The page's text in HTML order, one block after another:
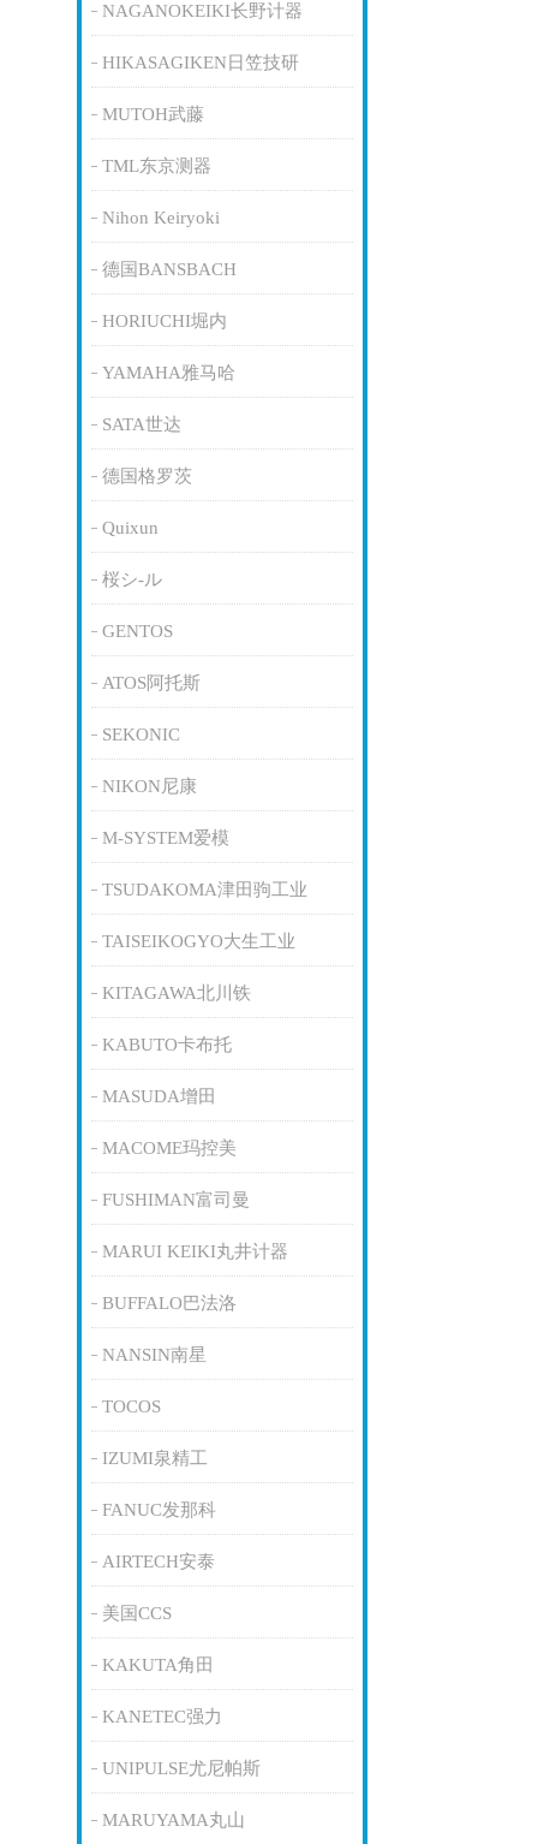
NAGANOKEIKI长野计器
HIKASAGIKEN日笠技研
MUTOH武藤
TML东京测器
Nihon Keiryoki
德国BANSBACH
HORIUCHI堀内
YAMAHA雅马哈
SATA世达
德国格罗茨
Quixun
桜シ-ル
GENTOS
ATOS阿托斯
SEKONIC
NIKON尼康
M-SYSTEM爱模
TSUDAKOMA津田驹工业
TAISEIKOGYO大生工业
KITAGAWA北川铁
KABUTO卡布托
MASUDA增田
MACOME玛控美
FUSHIMAN富司曼
MARUI KEIKI丸井计器
BUFFALO巴法洛
NANSIN南星
TOCOS
IZUMI泉精工
FANUC发那科
AIRTECH安泰
美国CCS
KAKUTA角田
KANETEC强力
UNIPULSE尤尼帕斯
MARUYAMA丸山